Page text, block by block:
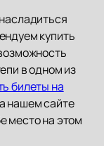
купить
в одном из
билеты на
нашем сайте
место на этом